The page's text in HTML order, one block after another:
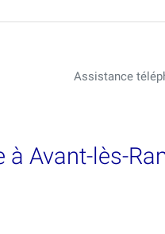
Assistance
Avant-lès-